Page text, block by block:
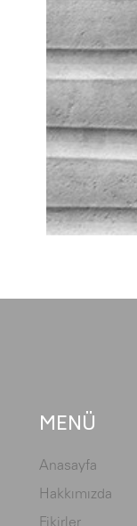
MENÜ
Anasayfa
Hakkımızda
Fikirler